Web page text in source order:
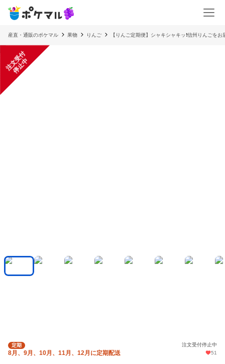
産直・通販のポケマル 果物 りんご 【りんご定期便】シャキシャキッ❗️信州りんごをお
注
文
受
付
停
止
中
定期 注文受付停止中
8月、9月、10月、11月、12月に定期配送 51